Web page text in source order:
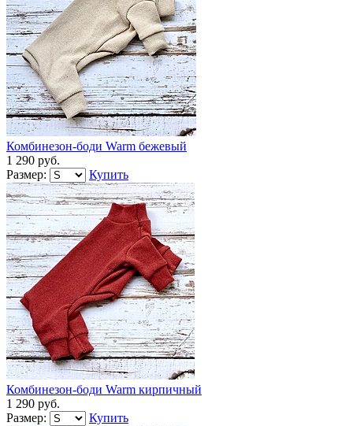
Комбинезон-боди Warm бежевый
1 290 руб.
Размер:
Купить
Комбинезон-боди Warm кирпичный
1 290 руб.
Размер:
Купить